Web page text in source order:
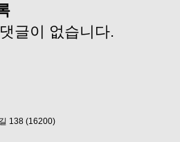
글이 없습니다.
138 (16200)